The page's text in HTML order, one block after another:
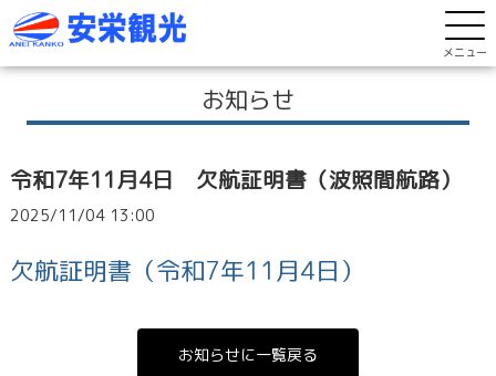
メニュー
お知らせ
令和7年11月4日 欠航証明書（波照間航路）
2025/11/04 13:00
欠航証明書（令和7年11月4日）
お知らせに一覧戻る